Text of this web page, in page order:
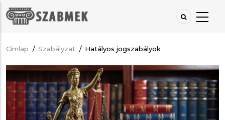
Ugrás
Morzsa
Címlap / Szabályzat / Hatályos jogszabályok